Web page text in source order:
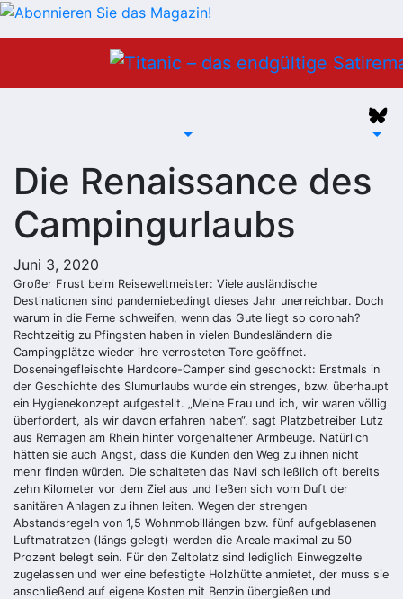
Die Renaissance des
Campingurlaubs
Juni 3, 2020
Großer Frust beim Reiseweltmeister: Viele ausländische
Destinationen sind pandemiebedingt dieses Jahr unerreichbar. Doch
warum in die Ferne schweifen, wenn das Gute liegt so coronah?
Rechtzeitig zu Pfingsten haben in vielen Bundesländern die
Campingplätze wieder ihre verrosteten Tore geöffnet.
Doseneingefleischte Hardcore-Camper sind geschockt: Erstmals in
der Geschichte des Slumurlaubs wurde ein strenges, bzw. überhaupt
ein Hygienekonzept aufgestellt. „Meine Frau und ich, wir waren völlig
überfordert, als wir davon erfahren haben“, sagt Platzbetreiber Lutz
aus Remagen am Rhein hinter vorgehaltener Armbeuge. Natürlich
hätten sie auch Angst, dass die Kunden den Weg zu ihnen nicht
mehr finden würden. Die schalteten das Navi schließlich oft bereits
zehn Kilometer vor dem Ziel aus und ließen sich vom Duft der
sanitären Anlagen zu ihnen leiten. Wegen der strengen
Abstandsregeln von 1,5 Wohnmobillängen bzw. fünf aufgeblasenen
Luftmatratzen (längs gelegt) werden die Areale maximal zu 50
Prozent belegt sein. Für den Zeltplatz sind lediglich Einwegzelte
zugelassen und wer eine befestigte Holzhütte anmietet, der muss sie
anschließend auf eigene Kosten mit Benzin übergießen und